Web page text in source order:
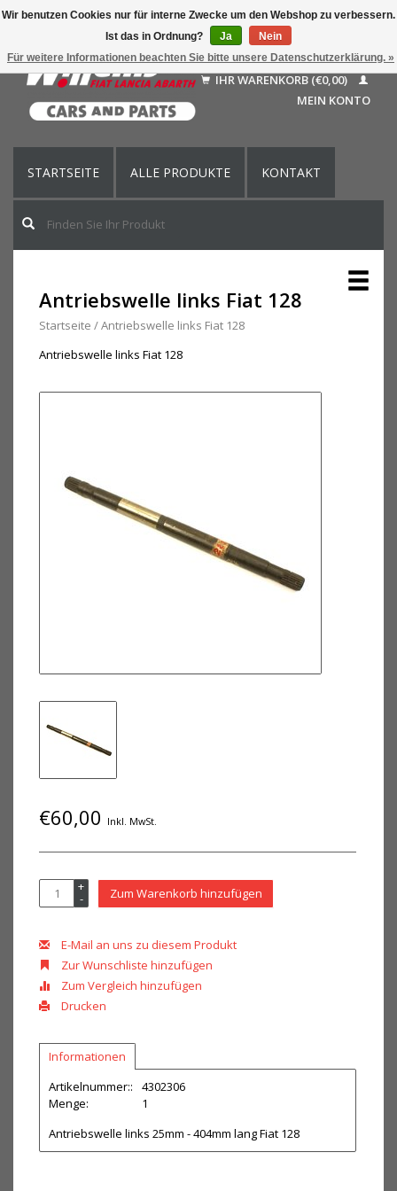
Nederlands
Français
English (US)
IHR WARENKORB (€0,00)
MEIN KONTO
STARTSEITE ALLE PRODUKTE KONTAKT
Antriebswelle links Fiat 128
Startseite /Antriebswelle links Fiat 128
Antriebswelle links Fiat 128
€60,00 Inkl. MwSt.
+
- Zum Warenkorb hinzufügen
E-Mail an uns zu diesem Produkt
Zur Wunschliste hinzufügen
Zum Vergleich hinzufügen
Drucken
Informationen
Artikelnummer::
4302306
Menge:
1
Antriebswelle links 25mm - 404mm lang Fiat 128
Wir benutzen Cookies nur für interne Zwecke um den Webshop zu verbessern.
Ist das in Ordnung?
Ja
Nein
Für weitere Informationen beachten Sie bitte unsere Datenschutzerklärung. »